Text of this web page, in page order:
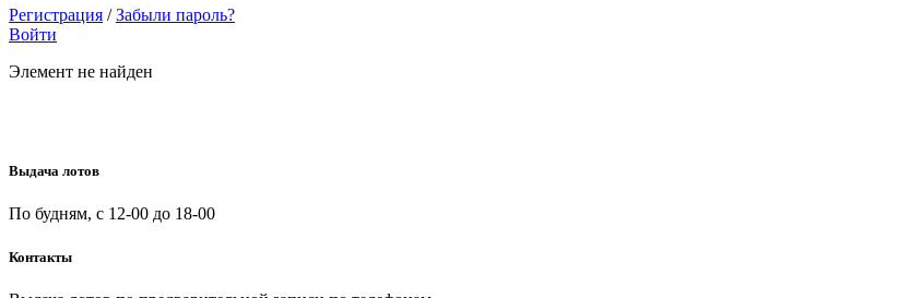
Регистрация / Забыли пароль?
Войти
Элемент не найден
Выдача лотов
По будням, с 12-00 до 18-00
Контакты